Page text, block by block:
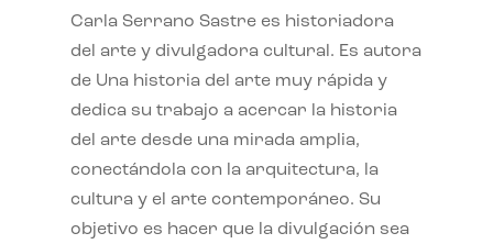
Carla Serrano Sastre es historiadora
del arte y divulgadora cultural. Es autora
de Una historia del arte muy rápida y
dedica su trabajo a acercar la historia
del arte desde una mirada amplia,
conectándola con la arquitectura, la
cultura y el arte contemporáneo. Su
objetivo es hacer que la divulgación sea